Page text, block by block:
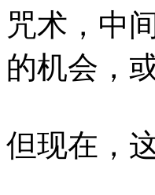
咒术，中
的机会，
但现在，